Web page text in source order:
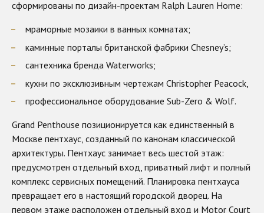
сформированы по дизайн-проектам Ralph Lauren Home:
мраморные мозаики в ванных комнатах;
каминные порталы британской фабрики Chesney’s;
сантехника бренда Waterworks;
кухни по эксклюзивным чертежам Christopher Peacock,
профессиональное оборудование Sub-Zero & Wolf.
Grand Penthouse позиционируется как единственный в
Москве пентхаус, созданный по канонам классической
архитектуры. Пентхаус занимает весь шестой этаж:
предусмотрен отдельный вход, приватный лифт и полный
комплекс сервисных помещений. Планировка пентхауса
превращает его в настоящий городской дворец. На
первом этаже расположен отдельный вход и Motor Court